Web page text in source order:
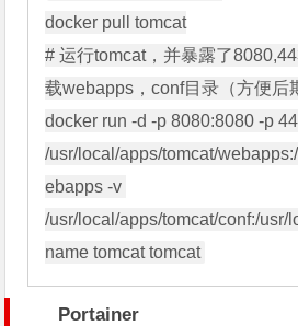
docker pull tomcat
# 运行tomcat，并暴露了
载webapps，conf目录（方便后
docker run -d -p 8080:8080 -p
/usr/local/apps/tomcat/
ebapps -v
/usr/local/apps/tomcat/conf:/usr/
name tomcat tomcat
Portainer